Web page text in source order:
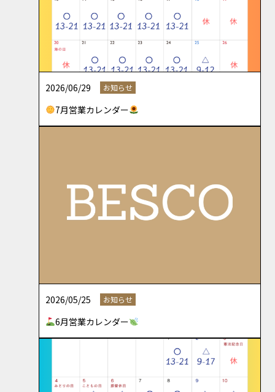
2026/06/29 お知らせ
7月営業カレンダー
2026/05/25 お知らせ
6月営業カレンダー